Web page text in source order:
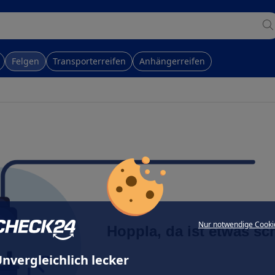
Nur notwendige
lecker
Felgen Transporterreifen Anhängerreifen
Hoppla, da ist etwas